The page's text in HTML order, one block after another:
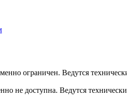
ограничен. Ведутся
не доступна. Ведутся